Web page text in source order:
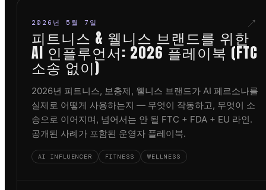
2026년 5월 7일 ↗
피트니스 & 웰니스 브랜드를 위한
AI 인플루언서: 2026 플레이북 (FTC
소송 없이)
2026년 피트니스, 보충제, 웰니스 브랜드가 AI 페르소나를
실제로 어떻게 사용하는지 — 무엇이 작동하고, 무엇이 소
송으로 이어지며, 넘어서는 안 될 FTC + FDA + EU 라인.
공개된 사례가 포함된 운영자 플레이북.
AI INFLUENCER FITNESS WELLNESS